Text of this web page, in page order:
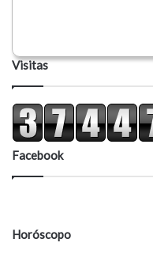
Visitas
Facebook
Horóscopo